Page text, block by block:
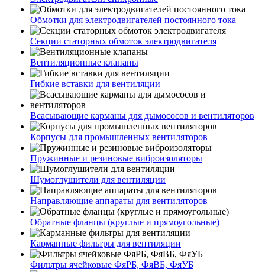
Обмотки для электродвигателей постоянного тока
Секции статорных обмоток электродвигателя
Вентиляционные клапаны
Гибкие вставки для вентиляции
Всасывающие карманы для дымососов и вентиляторов
Корпусы для промышленных вентиляторов
Пружинные и резиновые виброизоляторы
Шумоглушители для вентиляции
Направляющие аппараты для вентиляторов
Обратные фланцы (круглые и прямоугольные)
Карманные фильтры для вентиляции
Фильтры ячейковые ФяРБ, ФяВБ, ФяУБ